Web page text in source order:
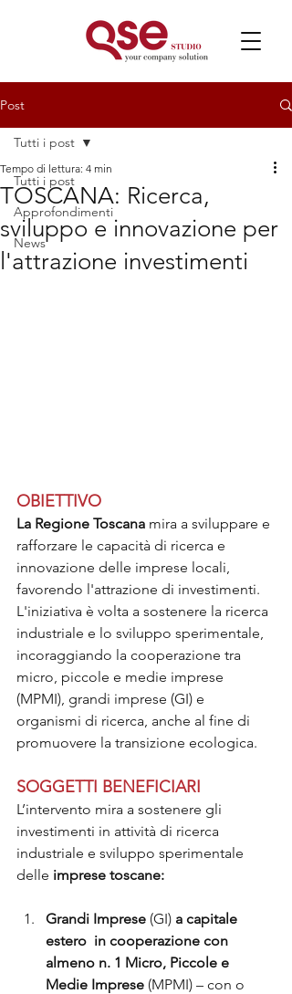
Post
Tutti i post
Approfondimenti
News
Tutti i post
TOSCANA: Ricerca,
sviluppo e innovazione per
l'attrazione investimenti
Tempo di lettura: 4 min
OBIETTIVO
La Regione Toscana mira a sviluppare e
rafforzare le capacità di ricerca e
innovazione delle imprese locali,
favorendo l'attrazione di investimenti.
L'iniziativa è volta a sostenere la ricerca
industriale e lo sviluppo sperimentale,
incoraggiando la cooperazione tra
micro, piccole e medie imprese
(MPMI), grandi imprese (GI) e
organismi di ricerca, anche al fine di
promuovere la transizione ecologica.
SOGGETTI BENEFICIARI
L’intervento mira a sostenere gli
investimenti in attività di ricerca
industriale e sviluppo sperimentale
delle imprese toscane:
Grandi Imprese (GI) a capitale
estero  in cooperazione con
almeno n. 1 Micro, Piccole e
Medie Imprese (MPMI) – con o